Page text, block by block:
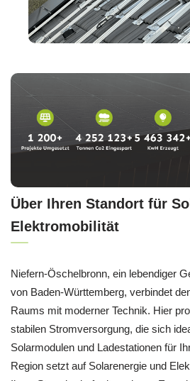
Über Ihren Standort für
Elektromobilität
Niefern-Öschelbronn, ein lebendiger
von Baden-Württemberg, verbindet
Raums mit moderner Technik. Hier
stabilen Stromversorgung, die sich
Solarmodulen und Ladestationen für
Region setzt auf Solarenergie und